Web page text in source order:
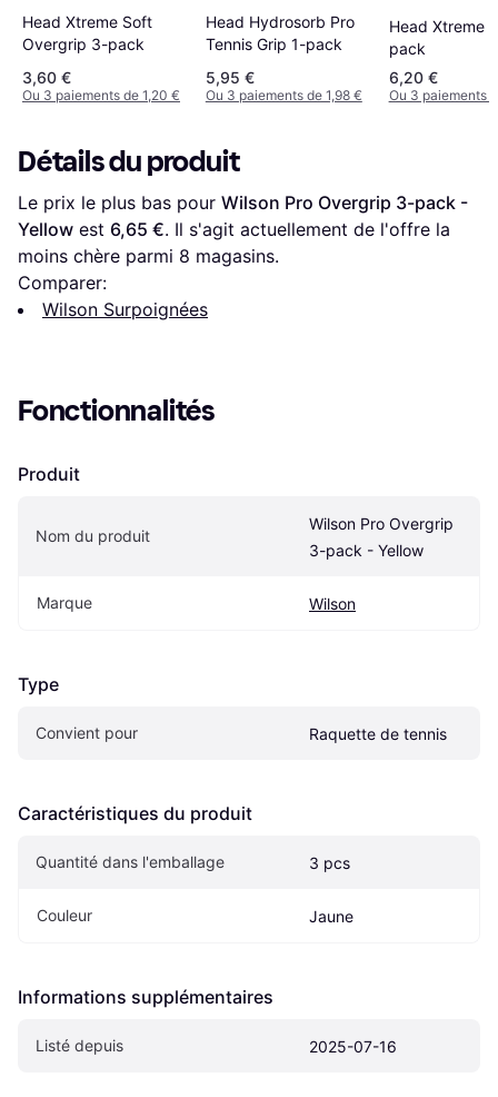
Head Xtreme Soft
Overgrip 3-pack
3,60 €
Ou 3 paiements de 1,20 €
Head Hydrosorb Pro
Tennis Grip 1-pack
5,95 €
Ou 3 paiements de 1,98 €
Head Xtreme
pack
6,20 €
Ou 3 paiements
Détails du produit
Le prix le plus bas pour Wilson Pro Overgrip 3-pack -
Yellow est 6,65 €. Il s'agit actuellement de l'offre la
moins chère parmi 8 magasins.
Comparer:
Wilson Surpoignées
Fonctionnalités
Produit
Nom du produit
Wilson Pro Overgrip
3-pack - Yellow
Marque Wilson
Type
Convient pour Raquette de tennis
Caractéristiques du produit
Quantité dans l'emballage 3 pcs
Couleur Jaune
Informations supplémentaires
Listé depuis 2025-07-16